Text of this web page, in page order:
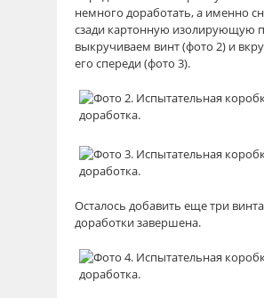
немного доработать, а именно
сзади картонную изолирующую
выкручиваем винт (фото 2) и
его спереди (фото 3).
Осталось добавить еще три
доработки завершена.